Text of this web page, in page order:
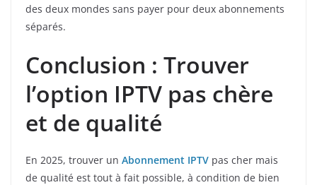
des deux mondes sans payer pour deux abonnements
séparés.
Conclusion : Trouver
l’option IPTV pas chère
et de qualité
En 2025, trouver un Abonnement IPTV pas cher mais
de qualité est tout à fait possible, à condition de bien